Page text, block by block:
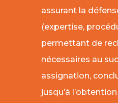
assurant la
(expertise,
permettant de
nécessaires au
assignation,
jusqu’à